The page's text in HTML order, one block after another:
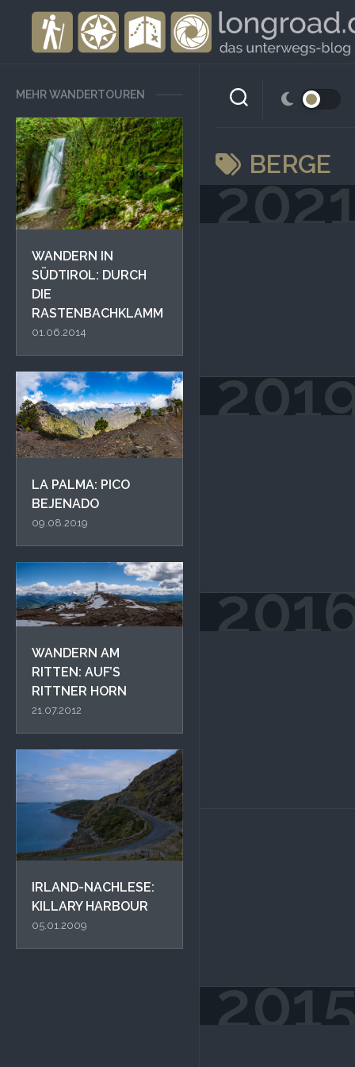
MEHR WANDERTOUREN
WANDERN IN
SÜDTIROL: DURCH
DIE
RASTENBACHKLAMM
01.06.2014
LA PALMA: PICO
BEJENADO
09.08.2019
WANDERN AM
RITTEN: AUF’S
RITTNER HORN
21.07.2012
IRLAND-NACHLESE:
KILLARY HARBOUR
05.01.2009
BERGE